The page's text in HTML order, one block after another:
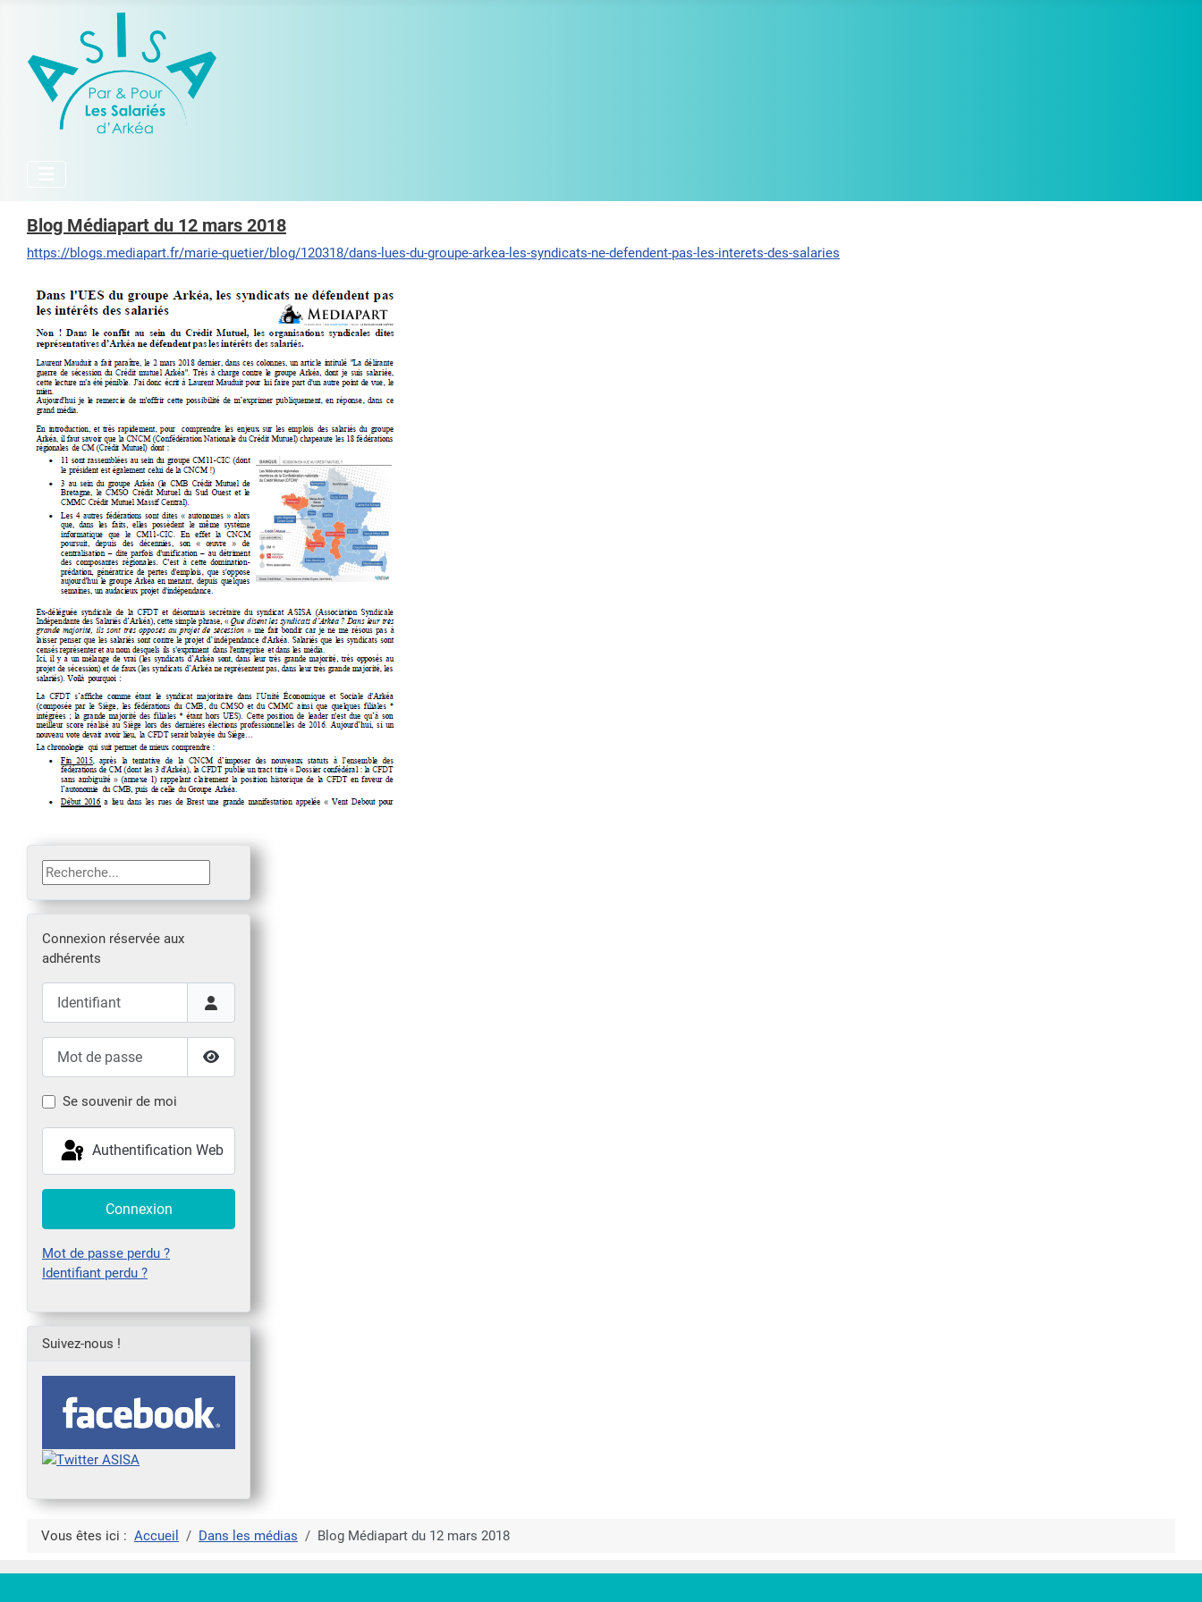
Blog Médiapart du 12 mars 2018
https://blogs.mediapart.fr/marie-quetier/blog/120318/dans-lues-du-groupe-arkea-les-syndicats-ne-defendent-pas-les-interets-des-salaries
Rechercher
Connexion réservée aux
adhérents
Afficher le mot de passe
Se souvenir de moi
Authentification Web
Connexion
Mot de passe perdu ?
Identifiant perdu ?
Suivez-nous !
Vous êtes ici : Accueil Dans les médias Blog Médiapart du 12 mars 2018